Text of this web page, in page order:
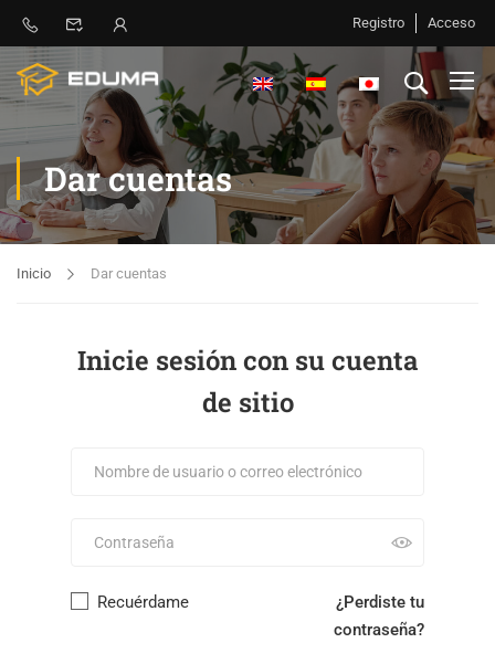
Registro Acceso
Dar cuentas
Inicio Dar cuentas
Inicie sesión con su cuenta
de sitio
¿Perdiste tu
contraseña?
Recuérdame